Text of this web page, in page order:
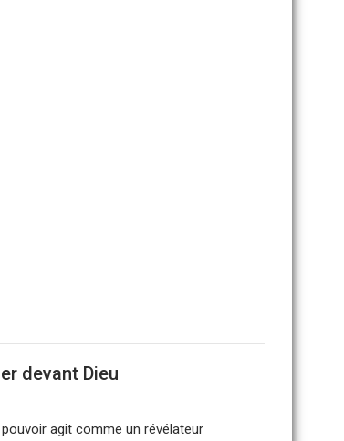
devant Dieu
pouvoir agit comme un révélateur